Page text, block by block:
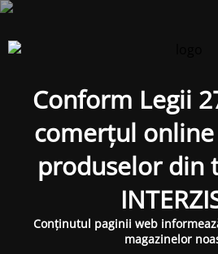
Conform Legii
comerțul
produselor din
Conținutul paginii web
magazinelor